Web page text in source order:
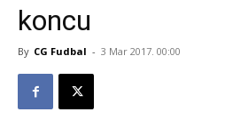
koncu
By CG Fudbal - 3 Mar 2017. 00:00